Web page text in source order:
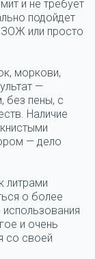
и не требует
подойдет
ЗОЖ или просто
моркови,
—
без пены, с
Наличие
— дело
литрами
о более
и очень
со своей